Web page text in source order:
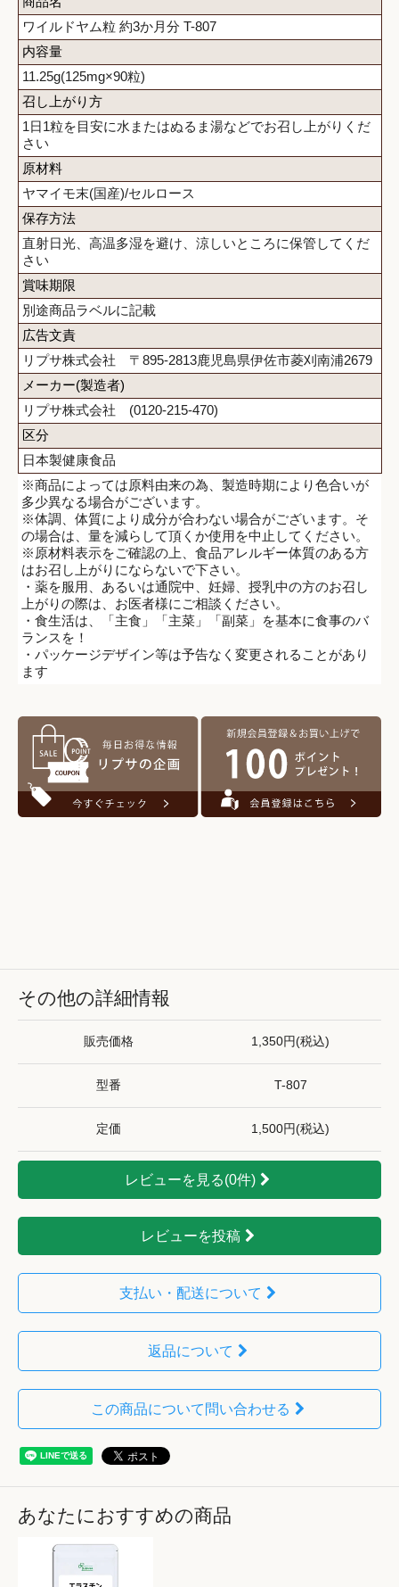
ワイルドヤム粒 約3か月分 T-807
内容量
11.25g(125mg×90粒)
召し上がり方
1日1粒を目安に水またはぬるま湯などでお召し上がりくだ
さい
原材料
ヤマイモ末(国産)/セルロース
保存方法
直射日光、高温多湿を避け、涼しいところに保管してくだ
さい
賞味期限
別途商品ラベルに記載
広告文責
リプサ株式会社 〒895-2813鹿児島県伊佐市菱刈南浦2679
メーカー(製造者)
リプサ株式会社 (0120-215-470)
区分
日本製健康食品
※商品によっては原料由来の為、製造時期により色合いが
多少異なる場合がございます。
※体調、体質により成分が合わない場合がございます。そ
の場合は、量を減らして頂くか使用を中止してください。
※原材料表示をご確認の上、食品アレルギー体質のある方
はお召し上がりにならないで下さい。
・薬を服用、あるいは通院中、妊婦、授乳中の方のお召し
上がりの際は、お医者様にご相談ください。
・食生活は、「主食」「主菜」「副菜」を基本に食事のバ
ランスを！
・パッケージデザイン等は予告なく変更されることがあり
ます
その他の詳細情報
販売価格 1,350円(税込)
型番 T-807
定価 1,500円(税込)
レビューを見る(0件)
レビューを投稿
支払い・配送について
返品について
この商品について問い合わせる
あなたにおすすめの商品